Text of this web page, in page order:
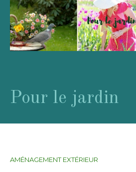
Pour le jardin
AMÉNAGEMENT EXTÉRIEUR